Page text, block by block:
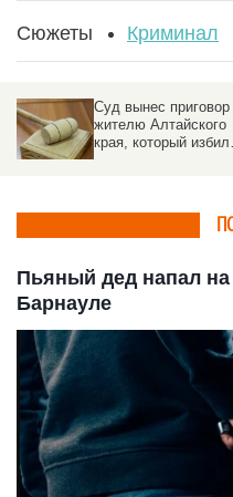
Сюжеты Криминал
Суд вынес приговор
жителю Алтайского
края, который избил
Пьяный дед напал
Барнауле